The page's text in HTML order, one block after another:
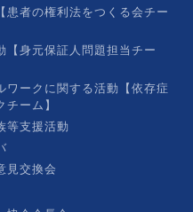
患者の権利法をつくる会チー
身元保証人問題担当チー
ークに関する活動【依存症
ーム】
等支援活動
見交換会